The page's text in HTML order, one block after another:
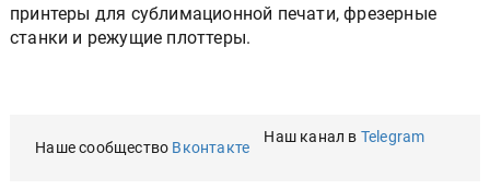
принтеры для сублимационной печати, фрезерные
станки и режущие плоттеры.
Наше сообщество Вконтакте
Наш канал в Telegram